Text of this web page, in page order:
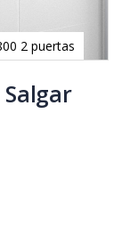
2 puertas